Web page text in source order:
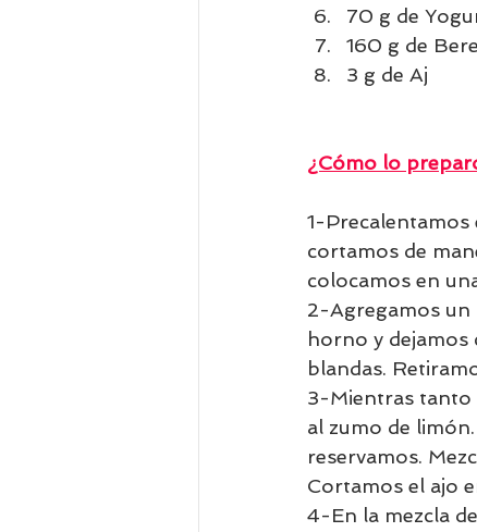
70 g de
160 g de
3 g de Aj
¿Cómo lo
1-Precalentamos
cortamos de
colocamos en
2-Agregamos un
horno y
blandas.
3-Mientras tanto
al zumo de
reservamos.
Cortamos el ajo
4-En la mezcla